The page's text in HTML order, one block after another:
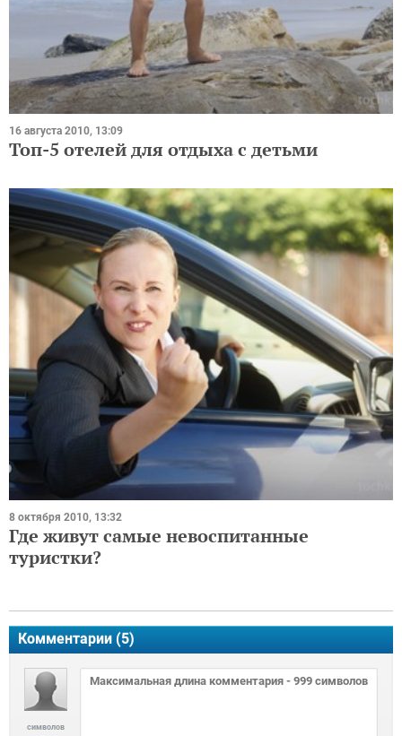
16 августа 2010, 13:09
Топ-5 отелей для отдыха с детьми
8 октября 2010, 13:32
Где живут самые невоспитанные
туристки?
Комментарии (5)
символов